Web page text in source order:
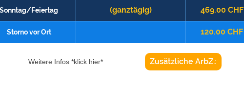
Sonntag/Feiertag (ganztägig) 469.00 CHF
Storno vor Ort 120.00 CHF
Weitere Infos *klick hier* Zusätzliche ArbZ.: